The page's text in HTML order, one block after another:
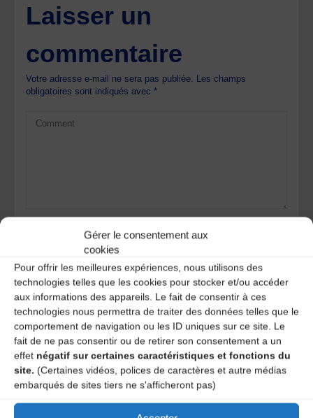
Gérer le consentement aux
cookies
Pour offrir les meilleures expériences, nous utilisons des
technologies telles que les cookies pour stocker et/ou accéder
aux informations des appareils. Le fait de consentir à ces
technologies nous permettra de traiter des données telles que le
comportement de navigation ou les ID uniques sur ce site. Le
fait de ne pas consentir ou de retirer son consentement a un
effet négatif sur certaines caractéristiques et fonctions du
site. (Certaines vidéos, polices de caractères et autre médias
embarqués de sites tiers ne s'afficheront pas)
Laisser un
commentaire
Votre adresse e-mail ne sera pas publiée. Les champs
obligatoires sont indiqués avec*
Save my name, email, and site URL in my browser for next
time I post a comment.
Ce site utilise Akismet pour réduire les indésirables.
savoir plus sur la façon dont les données de vos